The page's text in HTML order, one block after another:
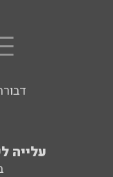
דבורה
עלייה